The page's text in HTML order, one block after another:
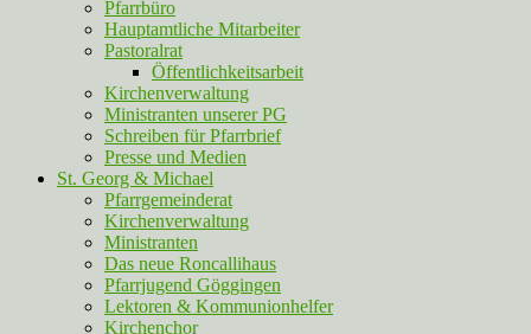
Pfarrbüro
Hauptamtliche Mitarbeiter
Pastoralrat
Öffentlichkeitsarbeit
Kirchenverwaltung
Ministranten unserer PG
Schreiben für Pfarrbrief
Presse und Medien
St. Georg & Michael
Pfarrgemeinderat
Kirchenverwaltung
Ministranten
Das neue Roncallihaus
Pfarrjugend Göggingen
Lektoren & Kommunionhelfer
Kirchenchor